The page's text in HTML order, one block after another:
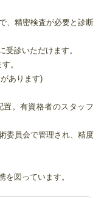
、精密検査が必要と診断
受診いただけます。
。
あります)
。有資格者のスタッフ
委員会で管理され、精度
を図っています。